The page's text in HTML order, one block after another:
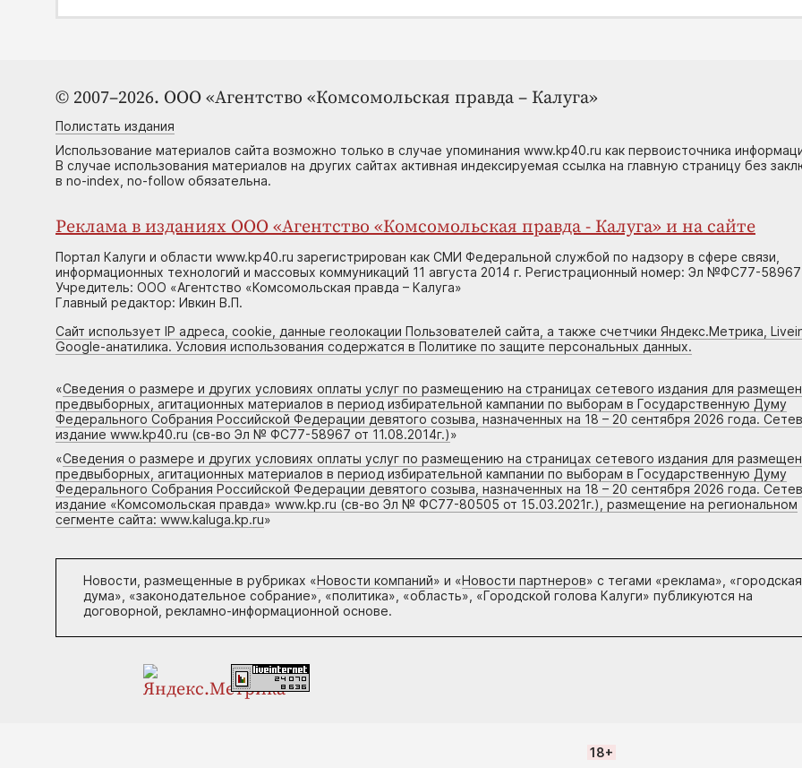
© 2007–2026. ООО «Агентство «Комсомольская правда – Калуга»
Полистать издания
Использование материалов сайта возможно только в случае упоминания www.kp40.ru как первоисточника
В случае использования материалов на других сайтах активная индексируемая ссылка на главную страницу без
в no-index, no-follow обязательна.
Реклама в изданиях ООО «Агентство «Комсомольская правда - Калуга» и на сайте
Портал Калуги и области www.kp40.ru зарегистрирован как СМИ Федеральной службой по надзору в сфере связи,
информационных технологий и массовых коммуникаций 11 августа 2014 г. Регистрационный номер: Эл №ФС77-58967
Учредитель: ООО «Агентство «Комсомольская правда – Калуга»
Главный редактор: Ивкин В.П.
Сайт использует IP адреса, cookie, данные геолокации Пользователей сайта, а также счетчики Яндекс.Метрика,
Google-анатилика. Условия использования содержатся в Политике по защите персональных данных.
«Сведения о размере и других условиях оплаты услуг по размещению на страницах сетевого издания для
предвыборных, агитационных материалов в период избирательной кампании по выборам в Государственную Думу
Федерального Собрания Российской Федерации девятого созыва, назначенных на 18 – 20 сентября 2026 года.
издание www.kp40.ru (св-во Эл № ФС77-58967 от 11.08.2014г.)»
«Сведения о размере и других условиях оплаты услуг по размещению на страницах сетевого издания для
предвыборных, агитационных материалов в период избирательной кампании по выборам в Государственную Думу
Федерального Собрания Российской Федерации девятого созыва, назначенных на 18 – 20 сентября 2026 года.
издание «Комсомольская правда» www.kp.ru (св-во Эл № ФС77-80505 от 15.03.2021г.), размещение на региональном
сегменте сайта: www.kaluga.kp.ru»
Новости, размещенные в рубриках «Новости компаний» и «Новости партнеров» с тегами «реклама», «городская
дума», «законодательное собрание», «политика», «область», «Городской голова Калуги» публикуются на
договорной, рекламно-информационной основе.
18+